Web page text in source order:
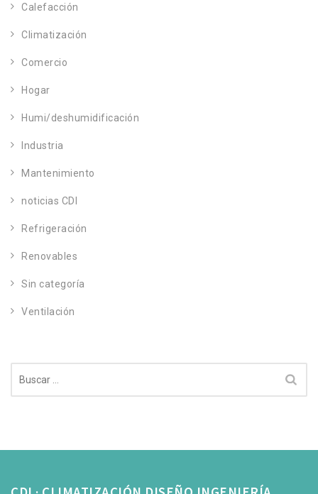
Calefacción
Climatización
Comercio
Hogar
Humi/deshumidificación
Industria
Mantenimiento
noticias CDI
Refrigeración
Renovables
Sin categoría
Ventilación